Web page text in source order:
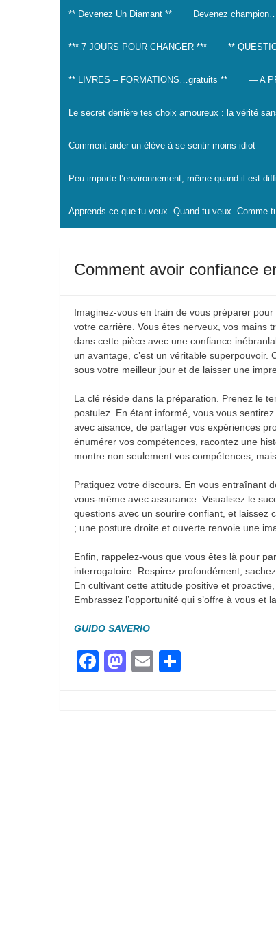
** Devenez Un Diamant ** Devenez
*** 7 JOURS POUR CHANGER *** **
** LIVRES – FORMATIONS…gratuits ** — A
Le secret derrière tes choix amoureux : la vérité
Comment aider un élève à se sentir moins idiot
Peu importe l’environnement, même quand il est
Apprends ce que tu veux. Quand tu veux. Comme
Comment avoir confiance
Imaginez-vous en train de vous préparer
votre carrière. Vous êtes nerveux, vos mains
dans cette pièce avec une confiance
un avantage, c’est un véritable
sous votre meilleur jour et de laisser une
La clé réside dans la préparation. Prenez le
postulez. En étant informé, vous vous
avec aisance, de partager vos expériences
énumérer vos compétences, racontez une
montre non seulement vos compétences,
Pratiquez votre discours. En vous entraînant
vous-même avec assurance. Visualisez le
questions avec un sourire confiant, et laissez
; une posture droite et ouverte renvoie une
Enfin, rappelez-vous que vous êtes là pour
interrogatoire. Respirez profondément,
En cultivant cette attitude positive et
Embrassez l’opportunité qui s’offre à vous et
GUIDO SAVERIO
Facebook
Mastodon
Email